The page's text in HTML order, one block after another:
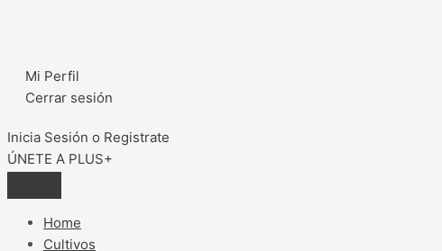
Mi Perfil
Cerrar sesión
Inicia Sesión o Registrate
ÚNETE A PLUS+
Home
Cultivos